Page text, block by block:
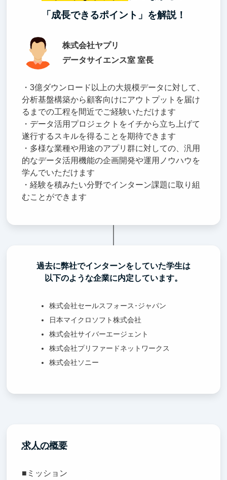
「成長できるポイント」を解説！
株式会社ヤプリ
データサイエンス室 室長
・3億ダウンロード以上の大規模データに対して、
分析基盤構築から顧客向けにアウトプットを届け
るまでの工程を間近でご経験いただけます
・データ活用プロジェクトをイチから立ち上げて
遂行するスキルを得ることを期待できます
・多様な業種や用途のアプリ群に対しての、汎用
的なデータ活用機能の企画開発や運用ノウハウを
学んでいただけます
・経験を積みたい分野でインターン課題に取り組
むことができます
過去に弊社でインターンをしていた学生は
以下のような企業に内定しています。
株式会社セールスフォース･ジャパン
日本マイクロソフト株式会社
株式会社サイバーエージェント
株式会社プリファードネットワークス
株式会社ソニー
求人の概要
■ミッション